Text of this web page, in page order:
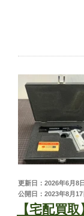
宅配買取
出張買取
店頭買取
遺品買取
出張対応
関東・関
更新日：2026年6月8日
公開日：2023年8月17
【宅配買